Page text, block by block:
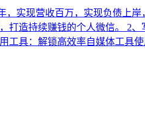
实现营收百万，实现负债上
造持续赚钱的个人微信。 2
具：解锁高效率自媒体工具